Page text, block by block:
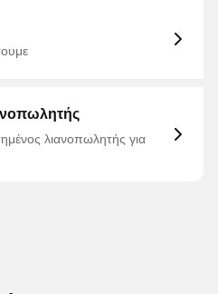
λιανοπωλητής για